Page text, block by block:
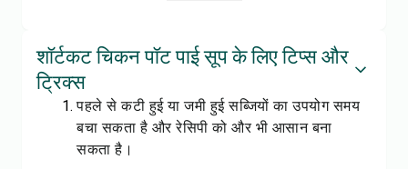
शॉर्टकट चिकन पॉट पाई सूप के लिए टिप्स और
ट्रिक्स
पहले से कटी हुई या जमी हुई सब्जियों का उपयोग समय
बचा सकता है और रेसिपी को और भी आसान बना
सकता है।